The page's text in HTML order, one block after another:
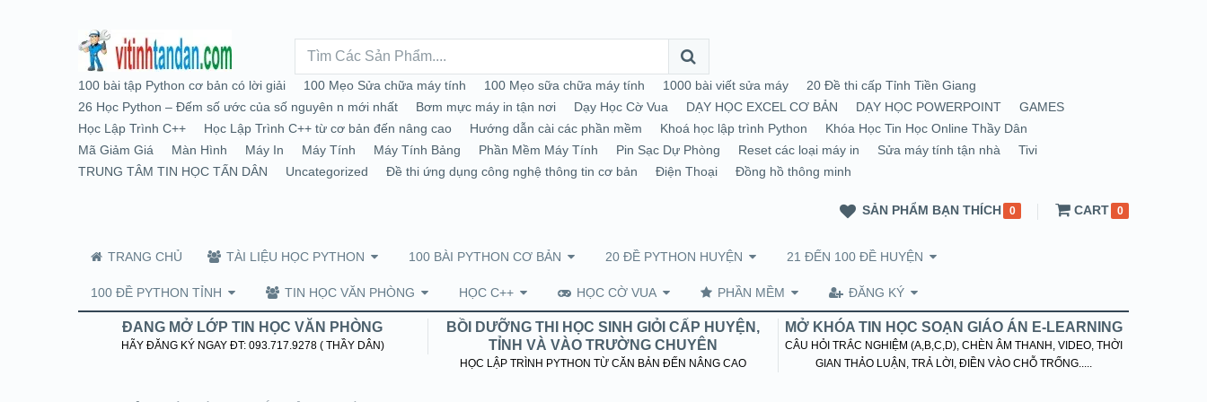
100 bài tập Python cơ bản có lời giải 100 Mẹo Sửa chữa máy tính 100 Mẹo sữa chữa máy tính 1000 bài viết sửa máy
20 Đề thi cấp Tỉnh Tiền Giang
26 Học Python – Đếm số ước của số nguyên n mới nhất
Bơm mực máy in tận nơi Dạy Học Cờ Vua DẠY HỌC EXCEL CƠ BẢN DẠY HỌC POWERPOINT
GAMES
Học Lập Trình C++
Học Lập Trình C++ từ cơ bản đến nâng cao Hướng dẫn cài các phần mềm Khoá học lập trình Python
Khóa Học Tin Học Online Thầy Dân
Mã Giảm Giá
Màn Hình Máy In Máy Tính Máy Tính Bảng Phần Mềm Máy Tính Pin Sạc Dự Phòng Reset các loại máy in Sửa máy tính tận nhà
Tivi
TRUNG TÂM TIN HỌC TẤN DÂN
Uncategorized Đề thi ứng dụng công nghệ thông tin cơ bản Điện Thoại Đồng hồ thông minh
SẢN PHẨM BẠN THÍCH 0 CART 0
TRANG CHỦ TÀI LIỆU HỌC PYTHON 100 BÀI PYTHON CƠ BẢN 20 ĐỀ PYTHON HUYỆN 21 ĐẾN 100 ĐỀ HUYỆN
100 ĐỀ PYTHON TỈNH TIN HỌC VĂN PHÒNG HỌC C++ HỌC CỜ VUA PHẦN MỀM ĐĂNG KÝ
ĐANG MỞ LỚP TIN HỌC VĂN PHÒNG
HÃY ĐĂNG KÝ NGAY ĐT: 093.717.9278 ( THẦY DÂN)
BỒI DƯỠNG THI HỌC SINH GIỎI CẤP HUYỆN,
TỈNH VÀ VÀO TRƯỜNG CHUYÊN
HỌC LẬP TRÌNH PYTHON TỪ CĂN BẢN ĐẾN NÂNG CAO
MỞ KHÓA TIN HỌC SOẠN GIÁO ÁN E-LEARNING
CÂU HỎI TRẮC NGHIỆM (A,B,C,D), CHÈN ÂM THANH, VIDEO, THỜI
GIAN THẢO LUẬN, TRẢ LỜI, ĐIỀN VÀO CHỖ TRỐNG.....